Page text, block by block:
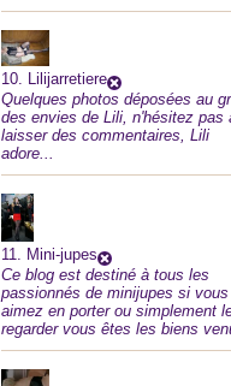
10. Lilijarretiere
Quelques photos déposées au
des envies de Lili, n'hésitez pas
laisser des commentaires, Lili
adore...
11. Mini-jupes
Ce blog est destiné à tous les
passionnés de minijupes si vous
aimez en porter ou simplement
regarder vous êtes les biens